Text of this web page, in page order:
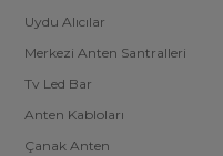
Uydu Alıcılar
Merkezi Anten Santralleri
Tv Led Bar
Anten Kabloları
Çanak Anten